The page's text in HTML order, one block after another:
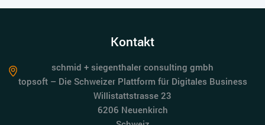
Kontakt
schmid + siegenthaler consulting gmbh
topsoft – Die Schweizer Plattform für Digitales Business
Willistattstrasse 23
6206 Neuenkirch